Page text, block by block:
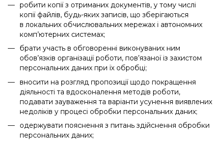
робити копії з отриманих документів, у тому числі
копії файлів, будь-яких записів, що зберігаються
в локальних обчислювальних мережах і автономних
комп’ютерних системах;
брати участь в обговоренні виконуваних ним
обов’язків організації роботи, пов’язаної із захистом
персональних даних при їх обробці;
вносити на розгляд пропозиції щодо покращення
діяльності та вдосконалення методів роботи,
подавати зауваження та варіанти усунення виявлених
недоліків у процесі обробки персональних даних;
одержувати пояснення з питань здійснення обробки
персональних даних;